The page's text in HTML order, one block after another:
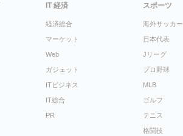
IT 経済
経済総合
マーケット
Web
ガジェット
ITビジネス
IT総合
PR
スポーツ
海外サッカー
日本代表
Jリーグ
プロ野球
MLB
ゴルフ
テニス
格闘技